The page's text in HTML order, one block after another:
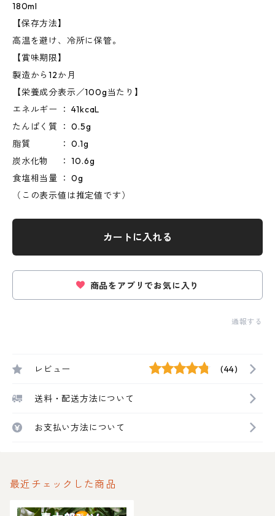
180ml
【保存方法】
高温を避け、冷所に保管。
【賞味期限】
製造から12か月
【栄養成分表示／100g当たり】
エネルギー ： 41kcaL
たんぱく質 ： 0.5g
脂質 ： 0.1g
炭水化物 ： 10.6g
食塩相当量 ： 0g
（この表示値は推定値です）
カートに入れる
商品をアプリでお気に入り
通報する
レビュー (44)
送料・配送方法について
お支払い方法について
最近チェックした商品